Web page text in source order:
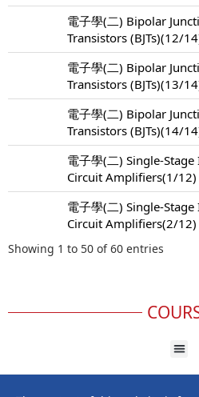
電子學(二) Bipolar
Transistors (BJTs)(12/
電子學(二) Bipolar
Transistors (BJTs)(13/
電子學(二) Bipolar
Transistors (BJTs)(14/
電子學(二) Single-
Circuit Amplifiers(1/12)
電子學(二) Single-
Circuit Amplifiers(2/12)
Showing 1 to 50 of 60 entries